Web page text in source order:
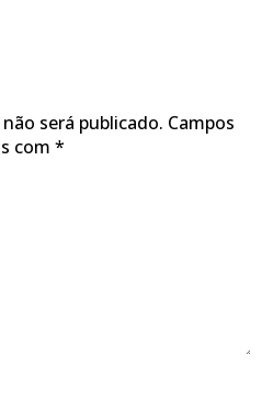
será publicado. Campos
com *